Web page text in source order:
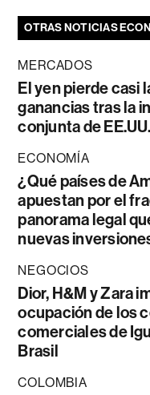
OTRAS NOTICIAS
MERCADOS
El yen pierde casi
ganancias tras la
conjunta de
ECONOMÍA
¿Qué países de
apuestan por el
panorama legal
nuevas
NEGOCIOS
Dior, H&M y Zara
ocupación de los
comerciales de
Brasil
COLOMBIA